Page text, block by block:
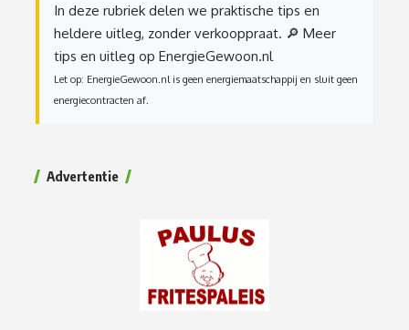
In deze rubriek delen we praktische tips en
heldere uitleg, zonder verkooppraat. 🔎 Meer
tips en uitleg op EnergieGewoon.nl
Let op: EnergieGewoon.nl is geen energiemaatschappij en sluit geen
energiecontracten af.
Advertentie